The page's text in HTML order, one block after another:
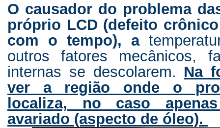
O causador do problema
próprio LCD (defeito
com o tempo), a
outros fatores mecânicos,
internas se descolarem. Na
ver a região onde o
localiza, no caso
avariado (aspecto de óleo).